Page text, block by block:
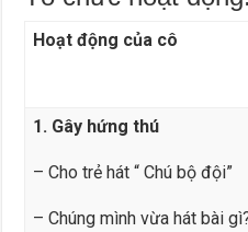
Hoạt động của cô
1. Gây hứng thú
– Cho trẻ hát “ Chú bộ đội”
– Chúng mình vừa hát bài